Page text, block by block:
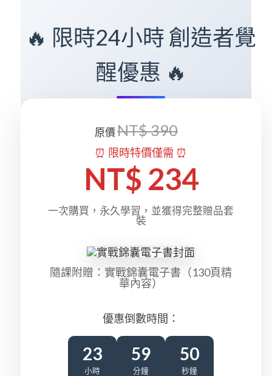
🔥 限時24小時 創造者覺
醒優惠 🔥
原價NT$ 390
⏰ 限時特價僅需 ⏰
NT$ 234
一次購買，永久學習，並獲得完整贈品套
裝
隨課附贈：實戰錦囊電子書（130頁精
華內容）
優惠倒數時間：
23
小時
59
分鐘
50
秒鐘